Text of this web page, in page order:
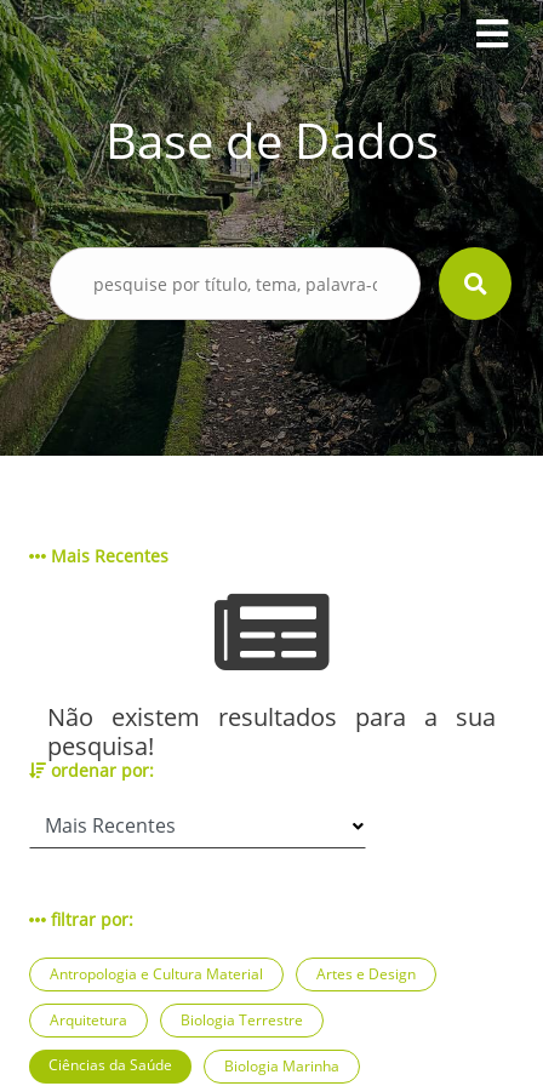
Base de Dados
Mais Recentes
Não existem resultados para a sua
pesquisa!
ordenar por:
filtrar por:
Antropologia e Cultura Material Artes e Design
Arquitetura Biologia Terrestre
Ciências da Saúde Biologia Marinha